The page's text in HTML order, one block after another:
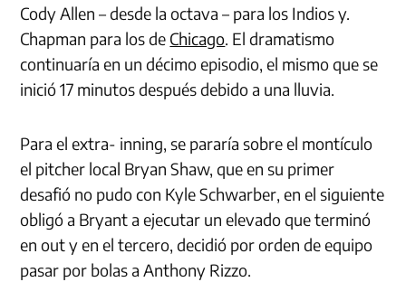
Cody Allen – desde la octava – para los Indios y.
Chapman para los de Chicago. El dramatismo
continuaría en un décimo episodio, el mismo que se
inició 17 minutos después debido a una lluvia.
Para el extra- inning, se pararía sobre el montículo
el pitcher local Bryan Shaw, que en su primer
desafió no pudo con Kyle Schwarber, en el siguiente
obligó a Bryant a ejecutar un elevado que terminó
en out y en el tercero, decidió por orden de equipo
pasar por bolas a Anthony Rizzo.